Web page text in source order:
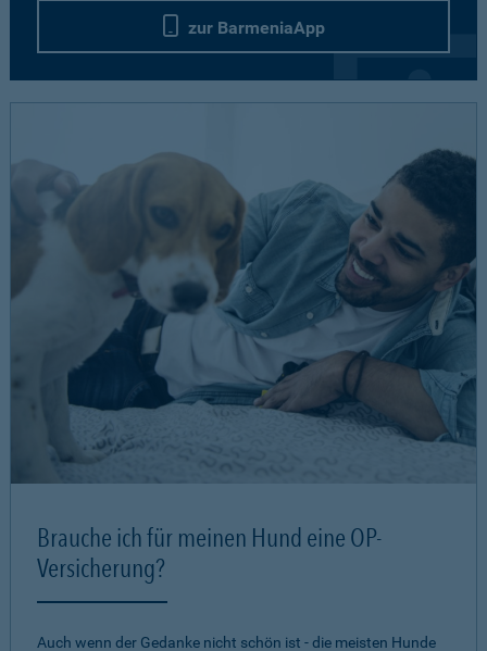
zur BarmeniaApp
Brauche ich für meinen Hund eine OP-
Versicherung?
Auch wenn der Gedanke nicht schön ist - die meisten Hunde